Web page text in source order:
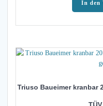
In den
Triuso Baueimer kranbar